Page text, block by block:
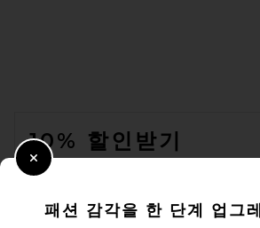
10% 할인받기
이메일을 제출하여 뉴스레터를 구독하실 수 있습
Email Address
패션 감각을 한 단계 업그
Close Modal